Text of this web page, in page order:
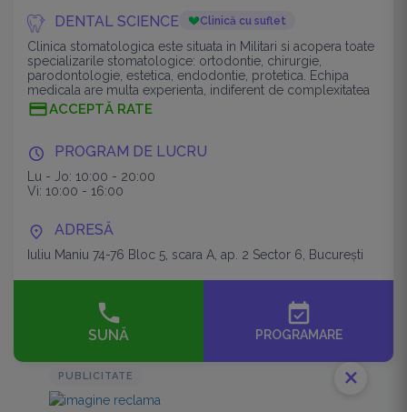
DENTAL SCIENCE Clinică cu suflet
Clinica stomatologica este situata in Militari si acopera toate
specializarile stomatologice: ortodontie, chirurgie,
parodontologie, estetica, endodontie, protetica. Echipa
medicala are multa experienta, indiferent de complexitatea
cazurilor.
ACCEPTĂ RATE
PROGRAM DE LUCRU
Lu - Jo: 10:00 - 20:00
Vi: 10:00 - 16:00
ADRESĂ
Iuliu Maniu 74-76 Bloc 5, scara A, ap. 2 Sector 6, București
SUNĂ
event_available
PROGRAMARE
PUBLICITATE close